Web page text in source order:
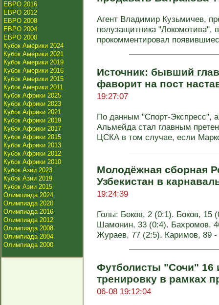
ЕВРО 2016
ЕВРО 2012
ЕВРО 2008
ЕВРО 2004
ЕВРО 2000
Кубок Америки 2024
Кубок Америки 2021
Кубок Америки 2019
Кубок Америки 2016
Кубок Америки 2015
Кубок Америки 2011
Кубок Африки 2025
Кубок Африки 2023
Кубок Африки 2021
Кубок Африки 2019
Кубок Африки 2017
Кубок Африки 2015
Кубок Африки 2013
Кубок Африки 2012
Кубок Африки 2010
Кубок Азии 2023
Кубок Азии 2019
Кубок Азии 2015
Олимпиада 2024
Олимпиада 2020
Олимпиада 2016
Олимпиада 2012
Олимпиада 2008
Олимпиада 2004
Олимпиада 2000
Агент Владимир Кузьмичев,
полузащитника "Локомотива",
прокомментировал
Источник: бывший
фаворит на пост
19:27:07
По данным "Спорт-Экспресс",
Альмейда стал главным
ЦСКА в том случае, если
Молодёжная сборная
Узбекистан в
19:24:39
Голы: Боков, 2 (0:1). Боков, 15
Шамонин, 33 (0:4). Бахромов,
Жураев, 77 (2:5). Каримов, 89 -
Футболисты "Сочи" 16
тренировку в рамках
06-08 19:12:04